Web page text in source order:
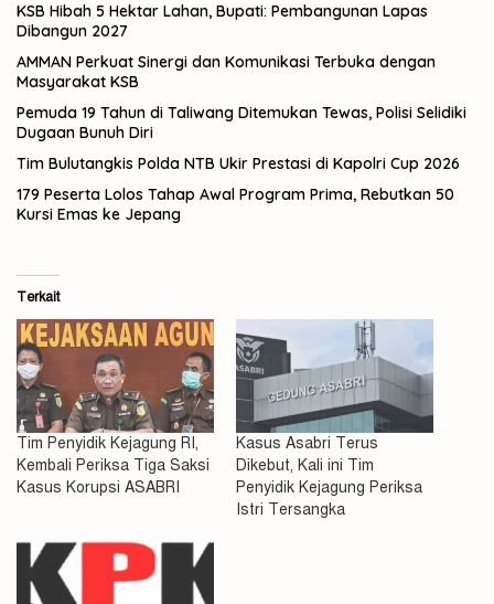
KSB Hibah 5 Hektar Lahan, Bupati: Pembangunan Lapas
Dibangun 2027
AMMAN Perkuat Sinergi dan Komunikasi Terbuka dengan
Masyarakat KSB
Pemuda 19 Tahun di Taliwang Ditemukan Tewas, Polisi Selidiki
Dugaan Bunuh Diri
Tim Bulutangkis Polda NTB Ukir Prestasi di Kapolri Cup 2026
179 Peserta Lolos Tahap Awal Program Prima, Rebutkan 50
Kursi Emas ke Jepang
Terkait
Tim Penyidik Kejagung RI,
Kembali Periksa Tiga Saksi
Kasus Korupsi ASABRI
Kasus Asabri Terus
Dikebut, Kali ini Tim
Penyidik Kejagung Periksa
Istri Tersangka